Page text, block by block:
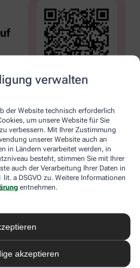
verwalten
der Website technisch erforderlich
um unsere Website für Sie
verbessern. Mit Ihrer Zustimmung
unserer Website auch an
in Ländern verarbeitet werden, in
besteht, stimmen Sie mit Ihrer
auch der Verarbeitung Ihrer Daten in
a DSGVO zu. Weitere Informationen
entnehmen.
akzeptieren